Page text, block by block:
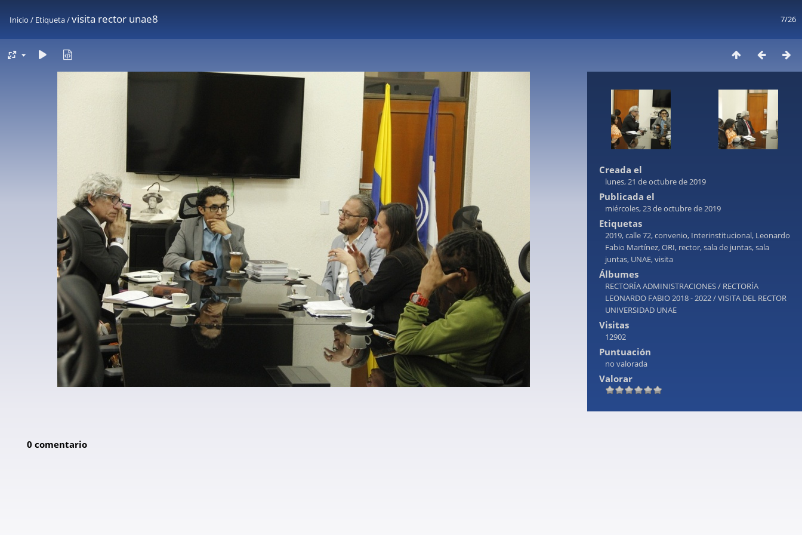
7/26
Inicio / Etiqueta/visita rector unae8
Creada el
lunes, 21 de octubre de 2019
Publicada el
miércoles, 23 de octubre de 2019
Etiquetas
2019,calle 72,convenio, Interinstitucional, Leonardo
Fabio Martínez,ORI, rector,sala de juntas,sala
juntas, UNAE,visita
Álbumes
RECTORÍA ADMINISTRACIONES/ RECTORÍA
LEONARDO FABIO 2018 - 2022/VISITA DEL RECTOR
UNIVERSIDAD UNAE
Visitas
12902
Puntuación
no valorada
Valorar
0 comentario